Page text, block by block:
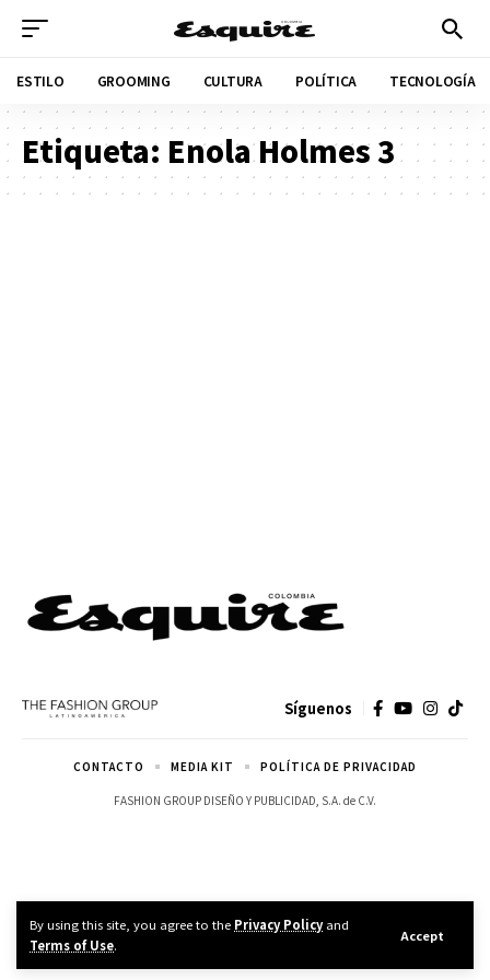
By using this site, you agree to the Privacy Policyand
Terms of Use.
Accept
ESTILO GROOMING CULTURA POLÍTICA TECNOLOGÍA
Etiqueta: Enola Holmes 3
Síguenos
FASHION GROUP DISEÑO Y PUBLICIDAD, S.A. de C.V.
CONTACTO MEDIA KIT POLÍTICA DE PRIVACIDAD